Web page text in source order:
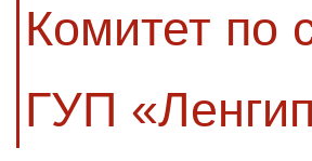
Комитет по
ГУП